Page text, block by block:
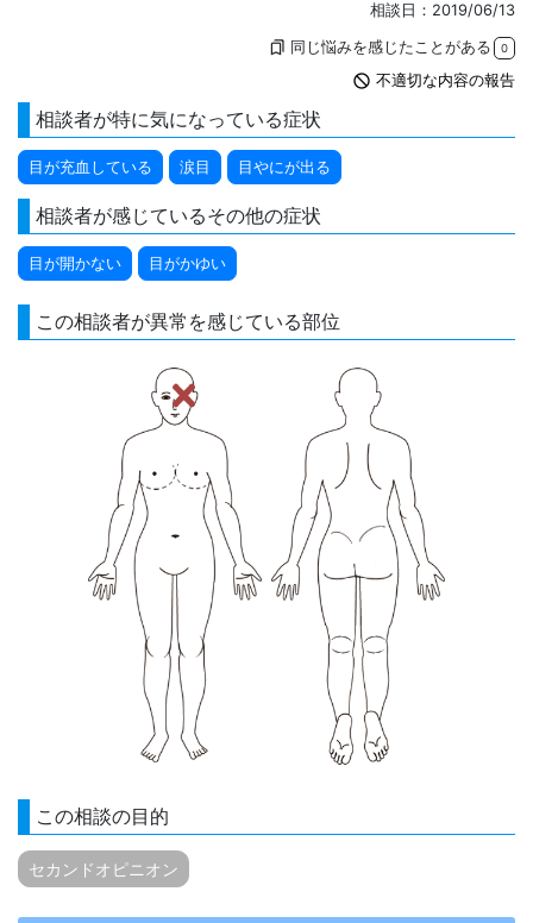
相談日：2019/06/13
bookmarks 同じ悩みを感じたことがある 0
not_interested 不適切な内容の報告
相談者が特に気になっている症状
目が充血している 涙目 目やにが出る
相談者が感じているその他の症状
目が開かない 目がかゆい
この相談者が異常を感じている部位
この相談の目的
セカンドオピニオン